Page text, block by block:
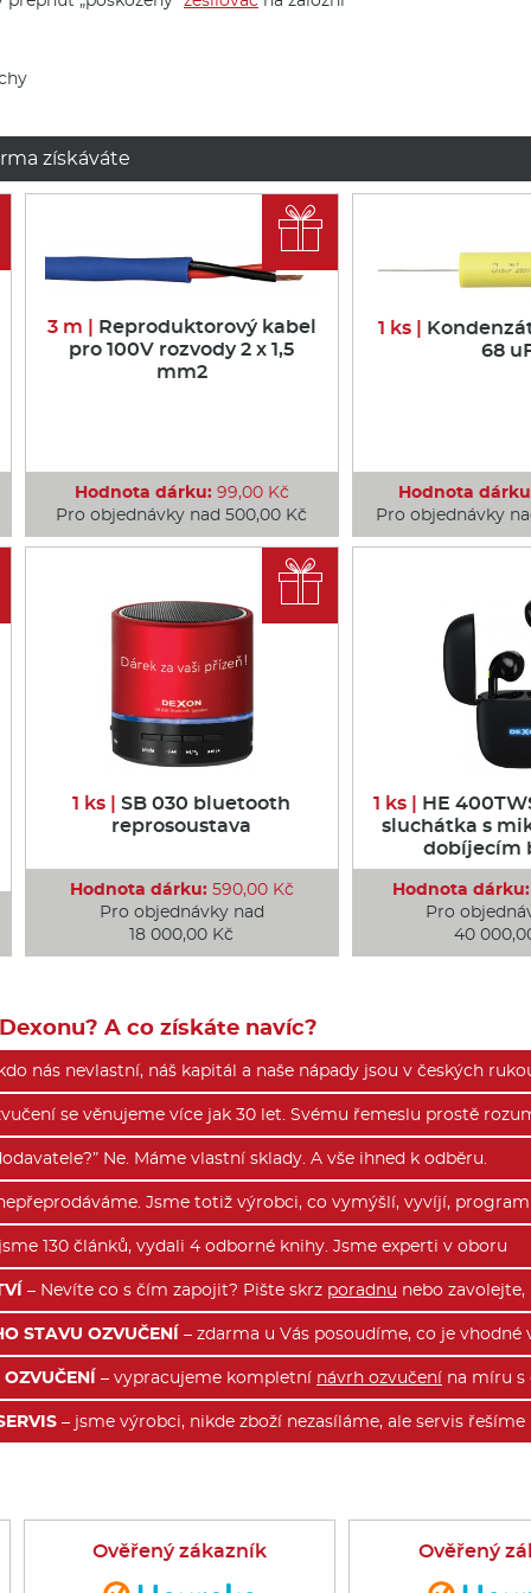
získáváte
3 m | Reproduktorový kabel
pro 100V rozvody 2 x 1,5
mm2
Hodnota dárku:99,00 Kč
Pro objednávky nad 500,00 Kč

1 ks |
68
Hodnota
Pro objednávky
1 ks |SB 030 bluetooth
reprosoustava
Hodnota dárku:590,00 Kč
Pro objednávky nad
18 000,00 Kč

1 ks | HE
sluchátka s
dobíjecím
Hodnota dárku:
Pro
40
A co získáte navíc?
nás nevlastní, náš kapitál a naše nápady jsou v českých
se věnujeme více jak 30 let. Svému řemeslu prostě
Ne. Máme vlastní sklady. A vše ihned k odběru.
Jsme totiž výrobci, co vymýšlí, vyvíjí,
130 článků, vydali 4 odborné knihy. Jsme experti v oboru
– Nevíte co s čím zapojit? Pište skrz poradnu nebo
STAVU OZVUČENÍ – zdarma u Vás posoudíme, co je
– vypracujeme kompletní návrh ozvučení na míru s
– jsme výrobci, nikde zboží nezasíláme, ale servis
Ověřený zákazník Ověřený